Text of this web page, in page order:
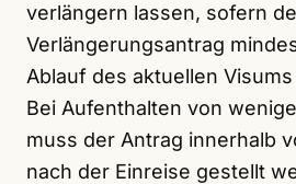
verlängern lassen, sofern
Verlängerungsantrag
Ablauf des aktuellen
Bei Aufenthalten von
muss der Antrag innerhalb
nach der Einreise gestellt